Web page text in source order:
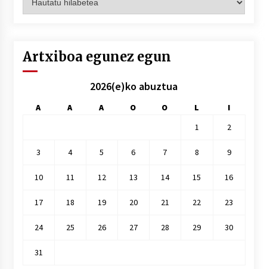
hilez
Artxiboa egunez egun
2026(e)ko abuztua
A A A O O L
I
1
2
3 4 5 6 7 8 9
10 11 12 13 14 15 16
17 18 19 20 21 22 23
24 25 26 27 28 29 30
31